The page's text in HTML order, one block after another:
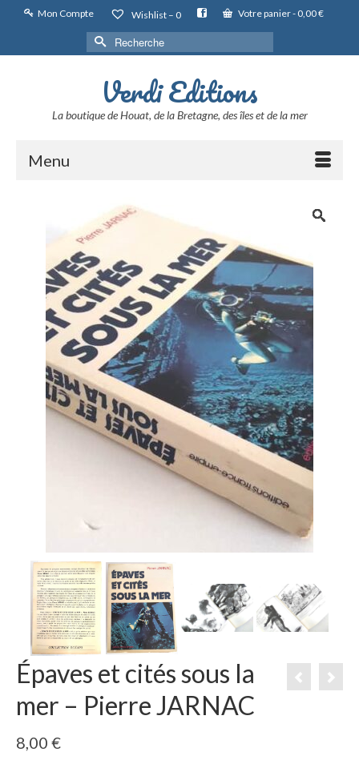
Mon Compte Wishlist – 0 Votre panier- 0,00€
Rechercher :
Verdi Editions
La boutique de Houat, de la Bretagne, des îles et de la mer
Menu
Épaves et cités sous la
mer – Pierre JARNAC
8,00 €